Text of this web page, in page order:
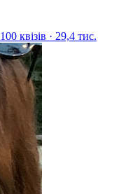
квізів · 29,4 тис.